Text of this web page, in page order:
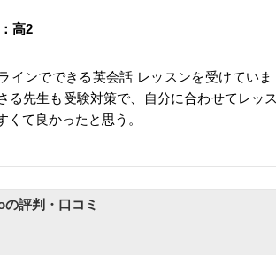
高2
インでできる英会話 レッスンを受けてい
る先生も受験対策で、自分に合わせてレッ
くて良かったと思う。
評判・口コミ